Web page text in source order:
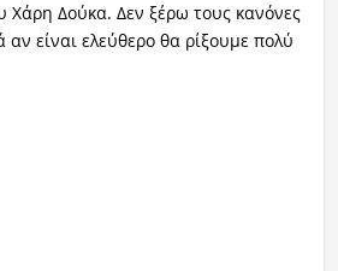
Χάρη Δούκα. Δεν ξέρω τους κανόνες
αν είναι ελεύθερο θα ρίξουμε πολύ